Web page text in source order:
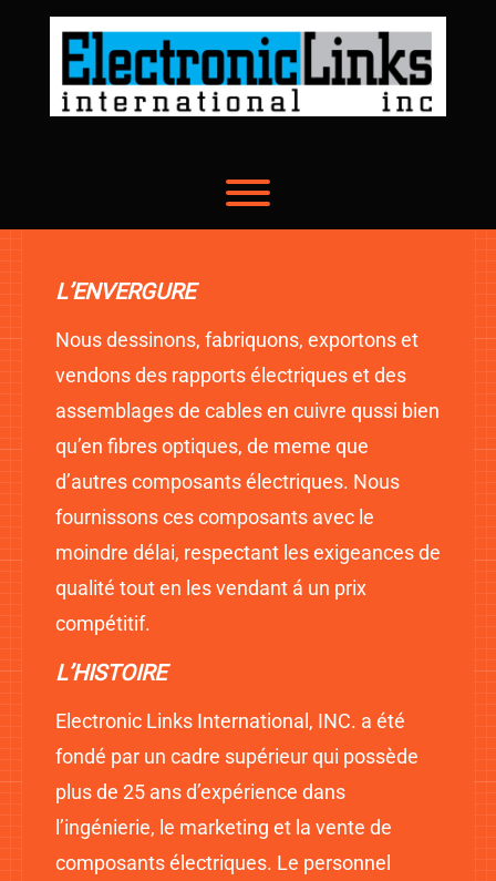
Toggle menu visibility.
L’ENVERGURE
Nous dessinons, fabriquons, exportons et
vendons des rapports électriques et des
assemblages de cables en cuivre qussi bien
qu’en fibres optiques, de meme que
d’autres composants électriques. Nous
fournissons ces composants avec le
moindre délai, respectant les exigeances de
qualité tout en les vendant á un prix
compétitif.
L’HISTOIRE
Electronic Links International, INC. a été
fondé par un cadre supérieur qui possède
plus de 25 ans d’expérience dans
l’ingénierie, le marketing et la vente de
composants électriques. Le personnel